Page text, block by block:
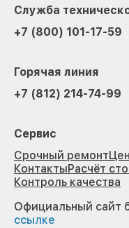
Служба
+7 (800) 101-17-59
Горячая линия
+7 (812) 214-74-99
Сервис
Срочный ремонт
КонтактыРасчёт
Контроль качества
Официальный сайт
ссылке